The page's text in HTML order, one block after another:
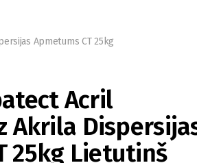
Apmetums CT 25kg
Acril
Akrila
25kg Lietutiņš